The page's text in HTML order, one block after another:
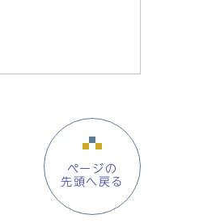
ページの
先頭へ戻る